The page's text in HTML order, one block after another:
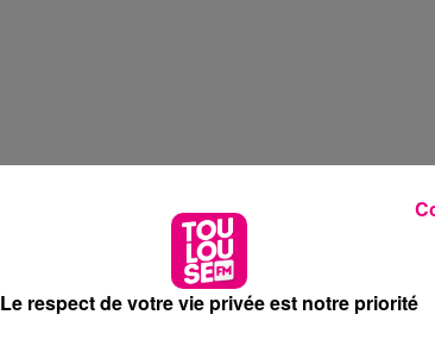
Le respect de votre vie privée est notre priorité